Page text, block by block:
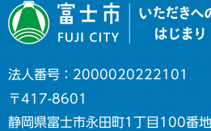
法人番号：2000020222101
〒417-8601
静岡県富士市永田町1丁目100番地